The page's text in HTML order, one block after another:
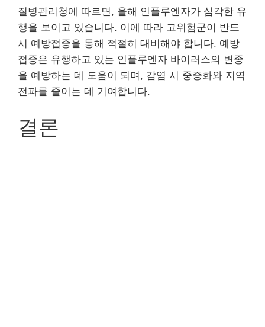
질병관리청에 따르면, 올해 인플루엔자가 심각한 유
행을 보이고 있습니다. 이에 따라 고위험군이 반드
시 예방접종을 통해 적절히 대비해야 합니다. 예방
접종은 유행하고 있는 인플루엔자 바이러스의 변종
을 예방하는 데 도움이 되며, 감염 시 중증화와 지역
전파를 줄이는 데 기여합니다.
결론